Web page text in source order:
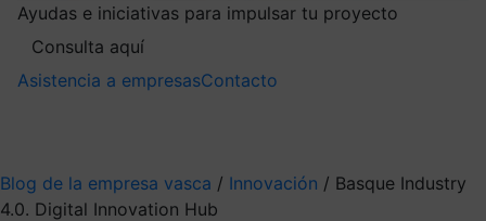
Ayudas e iniciativas para impulsar tu proyecto
Consulta aquí
Asistencia a empresasContacto
Blog de la empresa vasca / Innovación / Basque Industry
4.0. Digital Innovation Hub